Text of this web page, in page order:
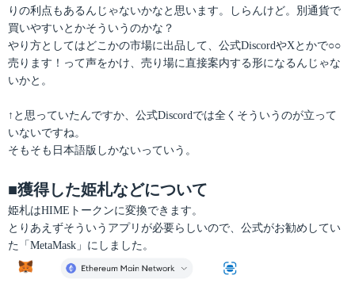
りの利点もあるんじゃないかなと思います。しらんけど。別通貨で
買いやすいとかそういうのかな？
やり方としてはどこかの市場に出品して、公式DiscordやXとかで○○
売ります！って声をかけ、売り場に直接案内する形になるんじゃな
いかと。
↑と思っていたんですか、公式Discordでは全くそういうのが立って
いないですね。
そもそも日本語版しかないっていう。
■獲得した姫札などについて
姫札はHIMEトークンに変換できます。
とりあえずそういうアプリが必要らしいので、公式がお勧めしてい
た「MetaMask」にしました。